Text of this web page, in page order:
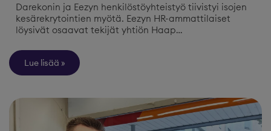
Darekonin ja Eezyn henkilöstöyhteistyö tiivistyi isojen
kesärekrytointien myötä. Eezyn HR-ammattilaiset
löysivät osaavat tekijät yhtiön Haap…
Lue lisää